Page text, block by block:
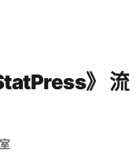
》 流